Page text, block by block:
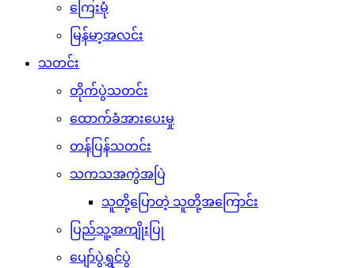
ကြေးမုံ
မြန်မာ့အလင်း
သတင်း
တိုက်ပွဲသတင်း
ထောက်ခံအားပေးမှု
တန်ပြန်သတင်း
သကသအကွဲအပြဲ
သူတို့ပြောတဲ့ သူတို့အကြောင်း
ပြည်သူ့အကျိုးပြု
ပျော်ပွဲရွှင်ပွဲ